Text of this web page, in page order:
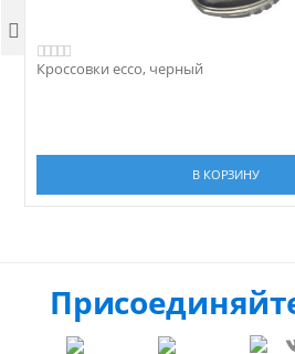
Кроссовки ecco, черный
В КОРЗИНУ
